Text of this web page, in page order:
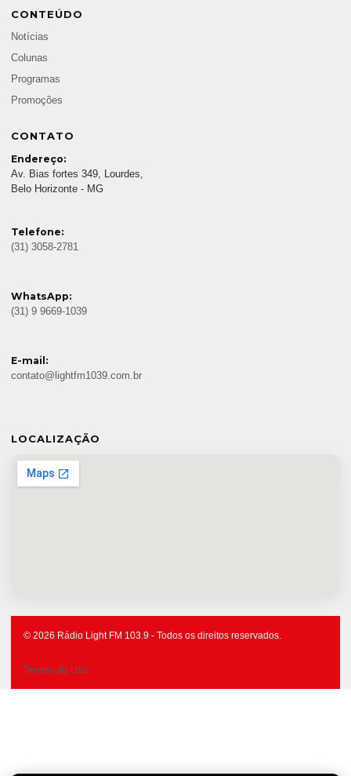
CONTEÚDO
Notícias
Colunas
Programas
Promoções
CONTATO
Endereço:
Av. Bias fortes 349, Lourdes,
Belo Horizonte - MG
Telefone:
(31) 3058-2781
WhatsApp:
(31) 9 9669-1039
E-mail:
contato@lightfm1039.com.br
LOCALIZAÇÃO
© 2026 Rádio Light FM 103.9 - Todos os direitos reservados.
Termos de Uso